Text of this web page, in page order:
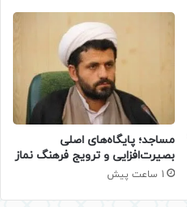
​مساجد؛ پایگاه‌های اصلی
بصیرت‌افزایی و ترویج فرهنگ نماز
1 ساعت پیش